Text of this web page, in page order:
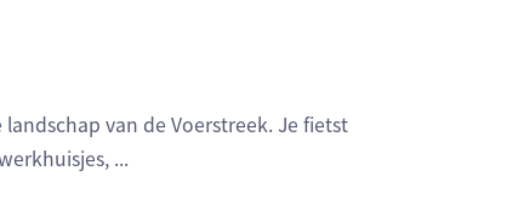
van de Voerstreek. Je fietst
...